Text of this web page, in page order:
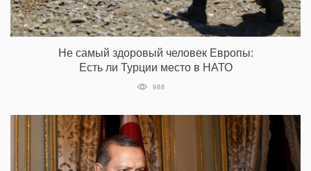
Не самый здоровый человек Европы:
Есть ли Турции место в НАТО
988